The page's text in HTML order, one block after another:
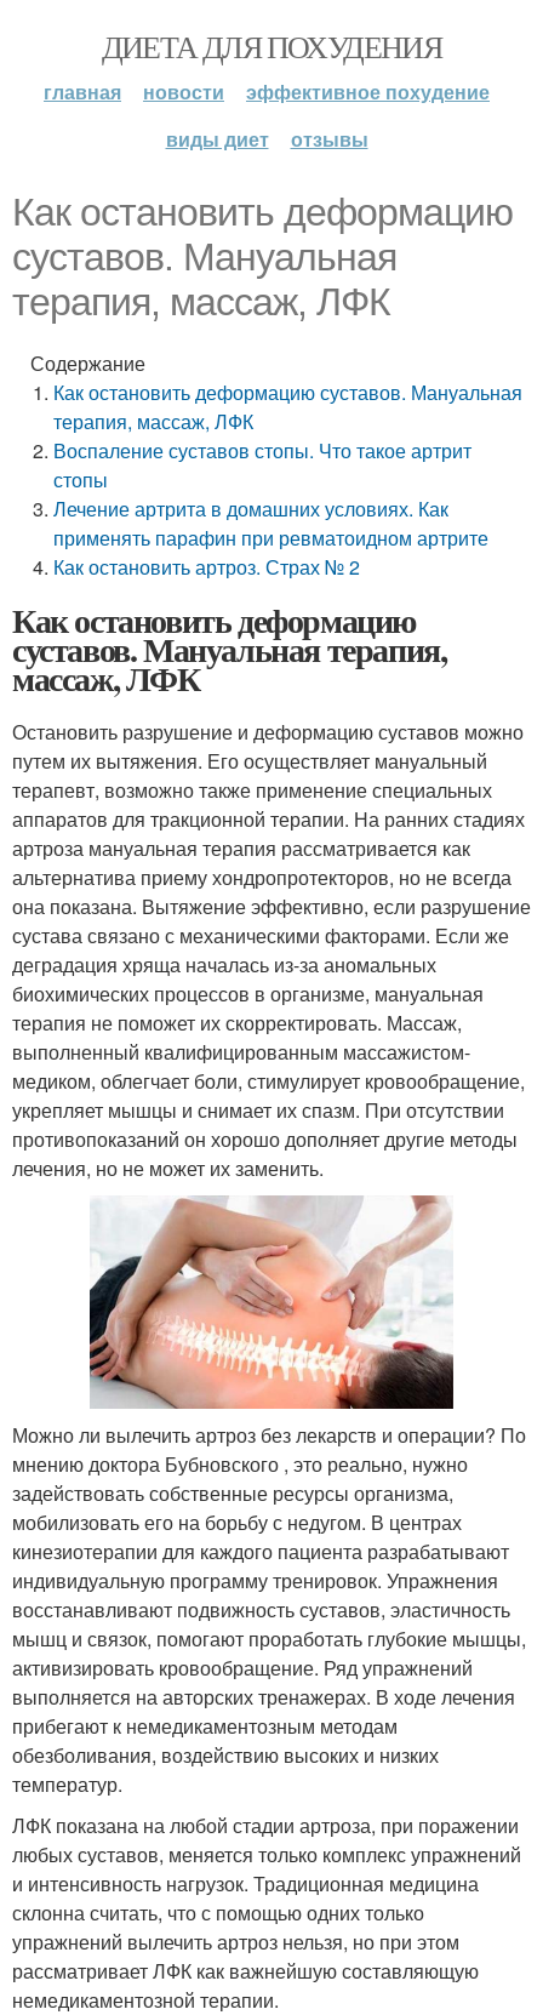
ДИЕТА ДЛЯ ПОХУДЕНИЯ
главная новости
эффективное похудение
виды диет
отзывы
Как остановить деформацию
суставов. Мануальная
терапия, массаж, ЛФК
Содержание
Как остановить деформацию суставов. Мануальная
терапия, массаж, ЛФК
Воспаление суставов стопы. Что такое артрит
стопы
Лечение артрита в домашних условиях. Как
применять парафин при ревматоидном артрите
Как остановить артроз. Страх № 2
Как остановить деформацию
суставов. Мануальная терапия,
массаж, ЛФК
Остановить разрушение и деформацию суставов можно
путем их вытяжения. Его осуществляет мануальный
терапевт, возможно также применение специальных
аппаратов для тракционной терапии. На ранних стадиях
артроза мануальная терапия рассматривается как
альтернатива приему хондропротекторов, но не всегда
она показана. Вытяжение эффективно, если разрушение
сустава связано с механическими факторами. Если же
деградация хряща началась из-за аномальных
биохимических процессов в организме, мануальная
терапия не поможет их скорректировать. Массаж,
выполненный квалифицированным массажистом-
медиком, облегчает боли, стимулирует кровообращение,
укрепляет мышцы и снимает их спазм. При отсутствии
противопоказаний он хорошо дополняет другие методы
лечения, но не может их заменить.
Можно ли вылечить артроз без лекарств и операции? По
мнению доктора Бубновского , это реально, нужно
задействовать собственные ресурсы организма,
мобилизовать его на борьбу с недугом. В центрах
кинезиотерапии для каждого пациента разрабатывают
индивидуальную программу тренировок. Упражнения
восстанавливают подвижность суставов, эластичность
мышц и связок, помогают проработать глубокие мышцы,
активизировать кровообращение. Ряд упражнений
выполняется на авторских тренажерах. В ходе лечения
прибегают к немедикаментозным методам
обезболивания, воздействию высоких и низких
температур.
ЛФК показана на любой стадии артроза, при поражении
любых суставов, меняется только комплекс упражнений
и интенсивность нагрузок. Традиционная медицина
склонна считать, что с помощью одних только
упражнений вылечить артроз нельзя, но при этом
рассматривает ЛФК как важнейшую составляющую
немедикаментозной терапии.